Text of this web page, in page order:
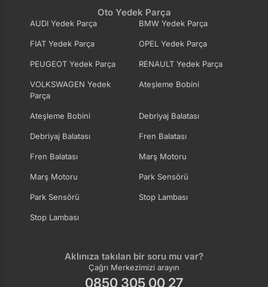
Oto Yedek Parça
AUDI Yedek Parça BMW Yedek Parça
FIAT Yedek Parça OPEL Yedek Parça
PEUGEOT Yedek Parça RENAULT Yedek Parça
VOLKSWAGEN Yedek
Parça
Ateşleme Bobini
Ateşleme Bobini Debriyaj Balatası
Debriyaj Balatası Fren Balatası
Fren Balatası Marş Motoru
Marş Motoru Park Sensörü
Park Sensörü Stop Lambası
Stop Lambası
Aklınıza takılan bir soru mu var?
Çağrı Merkezimizi arayın
0850 305 00 27